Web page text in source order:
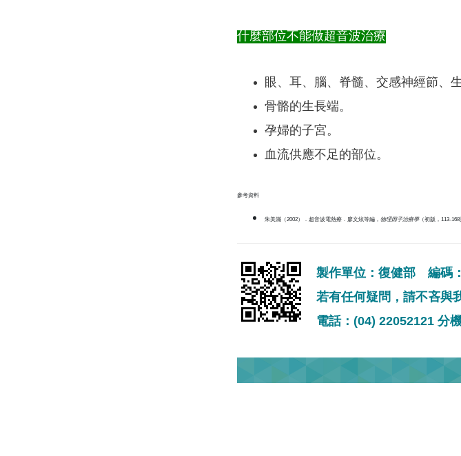
什麼部位不能做超音波治療
眼、耳、腦、脊髓、交感神經節、生
骨骼的生長端。
孕婦的子宮。
血流供應不足的部位。
參考資料
朱美滿（2002）．超音波電熱療．廖文炫等編， 物理因子治療學（初版，113-168
製作單位：復健部 編碼
若有任何疑問，請不吝與
電話：(04) 22052121 分